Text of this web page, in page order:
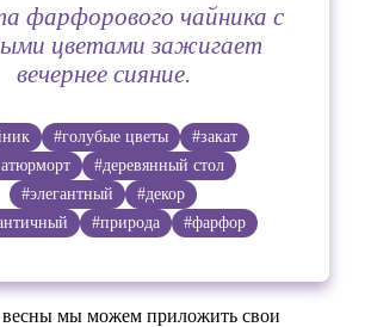
фарфорового чайника с
цветами зажигает
вечернее сияние.
#голубые цветы
#закат
#деревянный стол
#элегантный
#декор
#природа #фарфор
мы можем приложить свои